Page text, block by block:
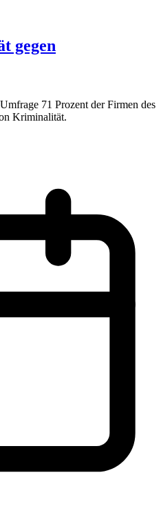
gegen
71 Prozent der Firmen des
Kriminalität.